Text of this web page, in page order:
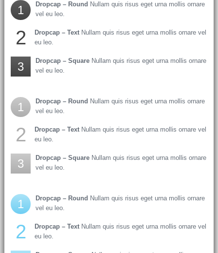
1 Dropcap – Round Nullam quis risus eget urna mollis ornare
vel eu leo.
2 Dropcap – TextNullam quis risus eget urna mollis ornare vel
eu leo.
3 Dropcap – SquareNullam quis risus eget urna mollis ornare
vel eu leo.
1 Dropcap – Round Nullam quis risus eget urna mollis ornare
vel eu leo.
2 Dropcap – TextNullam quis risus eget urna mollis ornare vel
eu leo.
3 Dropcap – SquareNullam quis risus eget urna mollis ornare
vel eu leo.
1 Dropcap – Round Nullam quis risus eget urna mollis ornare
vel eu leo.
2 Dropcap – TextNullam quis risus eget urna mollis ornare vel
eu leo.